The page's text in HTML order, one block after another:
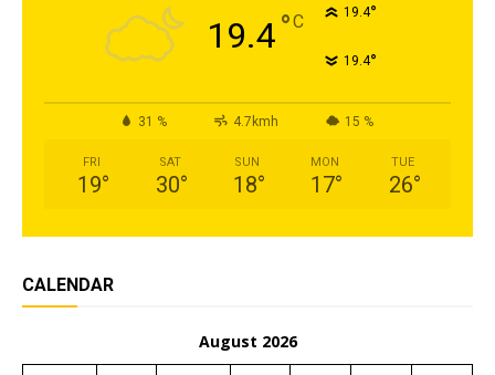
19.4°C 19.4°
19.4°
31 % 4.7kmh 15 %
FRI
19°
SAT
30°
SUN
18°
MON
17°
TUE
26°
CALENDAR
August 2026